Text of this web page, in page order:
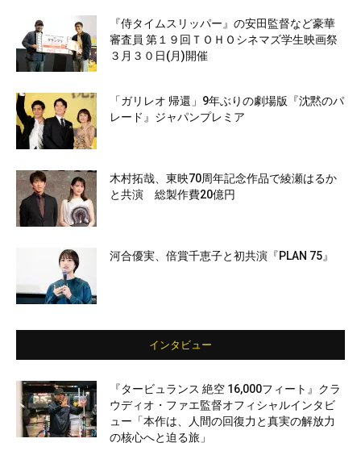
『侍タイムスリッパー』の安田監督など豪華
審査員 第１９回ＴＯＨＯシネマズ学生映画祭
３月３０日(月)開催
「ガリレオ 帰還」9年ぶりの劇場版『沈黙のパ
レード』ジャパンプレミア
木村拓哉、東映70周年記念作品で綾瀬はるか
と共演 総製作費20億円
河合優実、倍賞千恵子と初共演『PLAN 75』
インタビュー
『タービュランス 絶空 16,000フィート』クラ
ウディオ・ファエ監督オフィシャルインタビ
ュー「本作は、人間の回復力と真実の解放力
の核心へと迫る旅」